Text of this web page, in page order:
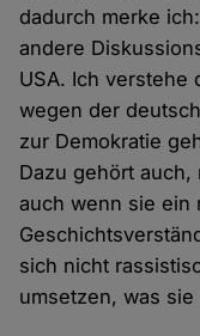
dadurch merke
andere
USA. Ich verstehe
wegen der
zur Demokratie
Dazu gehört
auch wenn sie ein
sich nicht
umsetzen, was